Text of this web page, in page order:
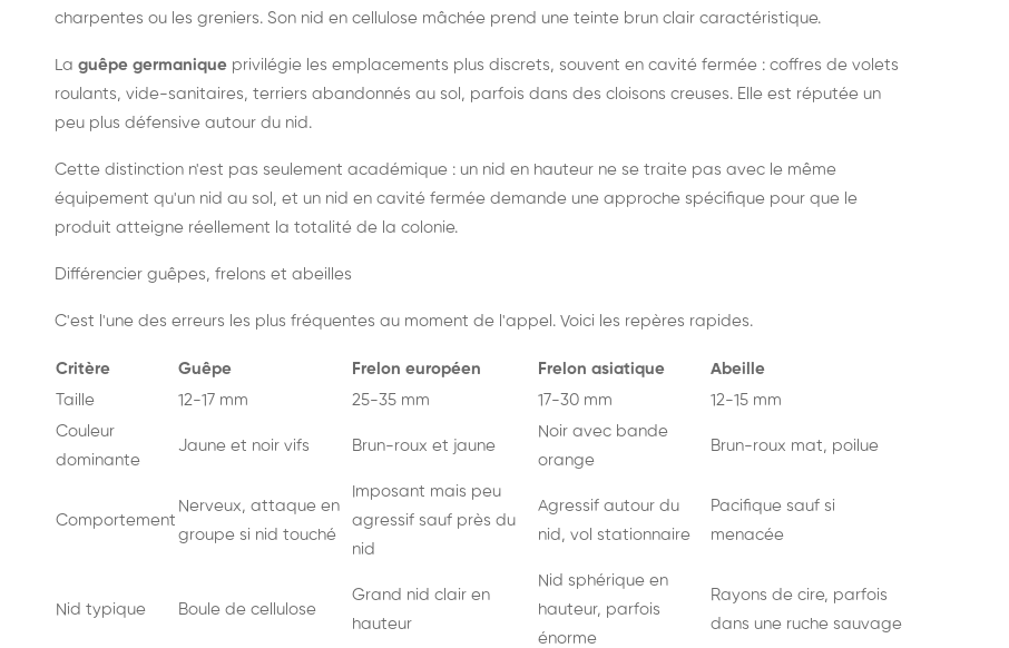
charpentes ou les greniers. Son nid en cellulose mâchée prend une teinte brun clair caractéristique.
La guêpe germanique privilégie les emplacements plus discrets, souvent en cavité fermée : coffres de volets
roulants, vide-sanitaires, terriers abandonnés au sol, parfois dans des cloisons creuses. Elle est réputée un
peu plus défensive autour du nid.
Cette distinction n'est pas seulement académique : un nid en hauteur ne se traite pas avec le même
équipement qu'un nid au sol, et un nid en cavité fermée demande une approche spécifique pour que le
produit atteigne réellement la totalité de la colonie.
Différencier guêpes, frelons et abeilles
C'est l'une des erreurs les plus fréquentes au moment de l'appel. Voici les repères rapides.
Critère Guêpe Frelon européen Frelon asiatique
Abeille
Taille
12-17 mm 25-35 mm 17-30 mm
12-15 mm
Couleur
dominante
Jaune et noir vifs Brun-roux et jaune
Noir avec bande
orange
Brun-roux mat, poilue
Comportement
Nerveux, attaque en
groupe si nid touché
Imposant mais peu
agressif sauf près du
nid
Agressif autour du
nid, vol stationnaire
Pacifique sauf si
menacée
Nid typique Boule de cellulose
Grand nid clair en
hauteur
Nid sphérique en
hauteur, parfois
énorme
Rayons de cire, parfois
dans une ruche sauvage